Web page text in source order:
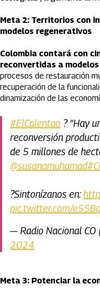
Meta 2: Territorios con
modelos regenerativos
Colombia contará con
reconvertidas a
procesos de restauración
recuperación de la
dinamización de las
#ElCalentao ? ”Hay
reconversión
de 5 millones de
@susanamuhamad
?Sintonízanos en:
pic.twitter.com/
— Radio Nacional CO
2024
Meta 3: Potenciar la